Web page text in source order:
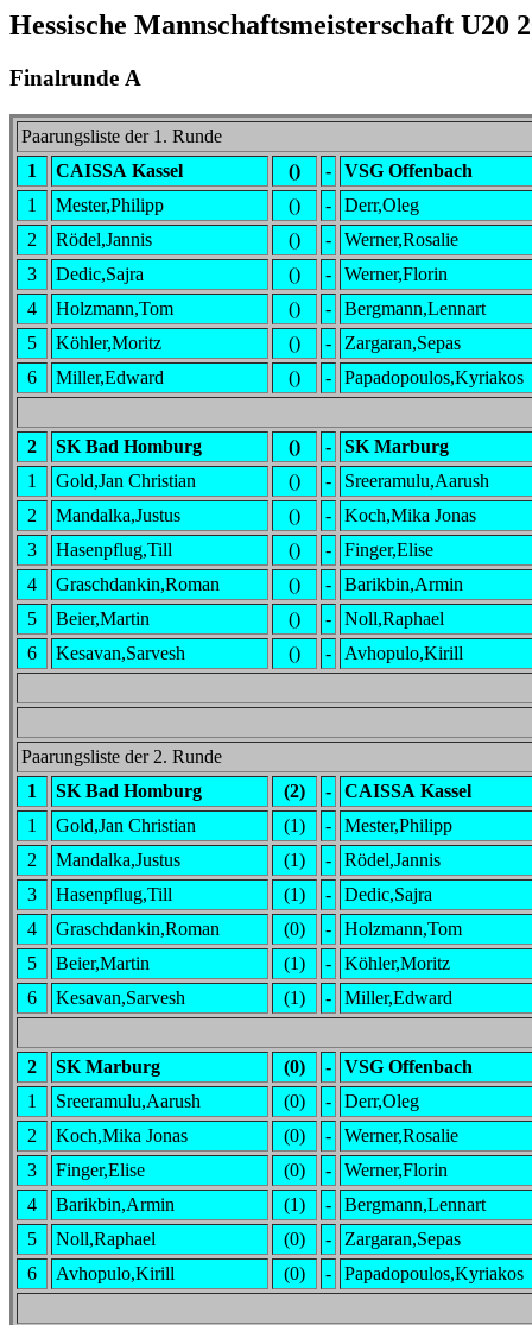
Hessische Mannschaftsmeisterschaft U20
Finalrunde A
Paarungsliste der 1. Runde
1
CAISSA Kassel () -
VSG Offenbach
1
Mester,Philipp () -
Derr,Oleg
2
Rödel,Jannis () -
Werner,Rosalie
3
Dedic,Sajra () -
Werner,Florin
4
Holzmann,Tom () -
Bergmann,Lennart
5
Köhler,Moritz () -
Zargaran,Sepas
6
Miller,Edward () - Papadopoulos,Kyriakos
2 SK Bad Homburg () -
SK Marburg
1
Gold,Jan Christian () -
Sreeramulu,Aarush
2
Mandalka,Justus () -
Koch,Mika Jonas
3
Hasenpflug,Till () -
Finger,Elise
4
Graschdankin,Roman () -
Barikbin,Armin
5
Beier,Martin () -
Noll,Raphael
6
Kesavan,Sarvesh () - Avhopulo,Kirill
Paarungsliste der 2. Runde
1
SK Bad Homburg (2) -
CAISSA Kassel
1
Gold,Jan Christian (1) -
Mester,Philipp
2
Mandalka,Justus (1) -
Rödel,Jannis
3
Hasenpflug,Till (1) -
Dedic,Sajra
4
Graschdankin,Roman (0) -
Holzmann,Tom
5
Beier,Martin (1) -
Köhler,Moritz
6
Kesavan,Sarvesh (1) - Miller,Edward
2 SK Marburg (0) -
VSG Offenbach
1
Sreeramulu,Aarush (0) -
Derr,Oleg
2
Koch,Mika Jonas (0) -
Werner,Rosalie
3
Finger,Elise (0) -
Werner,Florin
4
Barikbin,Armin (1) -
Bergmann,Lennart
5
Noll,Raphael (0) -
Zargaran,Sepas
6
Avhopulo,Kirill (0) - Papadopoulos,Kyriakos